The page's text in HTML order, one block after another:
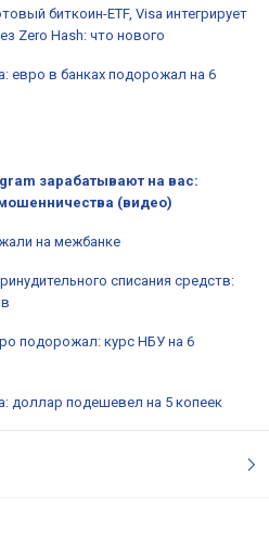
биткоин-ETF, Visa интегрирует
Zero Hash: что нового
евро в банках подорожал на 6
зарабатывают на вас:
(видео)
на межбанке
списания средств:
подорожал: курс НБУ на 6
доллар подешевел на 5 копеек